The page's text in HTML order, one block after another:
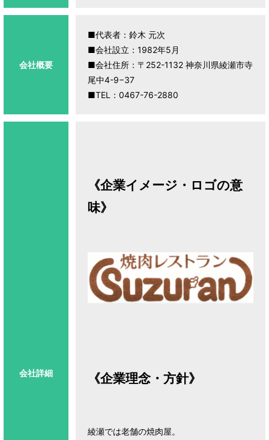
会社概要
■代表者：鈴木 元次
■会社設立：1982年5月
■会社住所：〒252-1132 神奈川県綾瀬市寺
尾中4-9−37
■TEL：0467-76-2880
会社詳細
《企業イメージ・ロゴの意
味》
《企業理念・方針》
綾瀬では老舗の焼肉屋。